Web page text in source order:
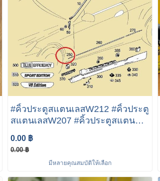
#คิ้วประตูสแตนเลสW212 #คิ้วประตู
สแตนเลสW207 #คิ้วประตูสแตน
Class
0.00 ฿
0.00 ฿
มีหลายคุณสมบัติให้เลือก